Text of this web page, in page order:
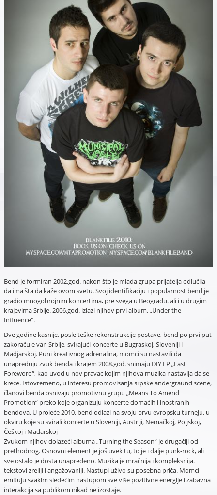
Bend je formiran 2002.god. nakon što je mlada grupa prijatelja odlučila
da ima šta da kaže ovom svetu. Svoj identifikaciju i popularnost bend je
gradio mnogobrojnim koncertima, pre svega u Beogradu, ali i u drugim
krajevima Srbije. 2006.god. izlazi njihov prvi album, „Under the
Influence“.
Dve godine kasnije, posle teške rekonstrukcije postave, bend po prvi put
zakoračuje van Srbije, svirajući koncerte u Bugraskoj, Sloveniji i
Madjarskoj. Puni kreativnog adrenalina, momci su nastavili da
unapređuju zvuk benda i krajem 2008.god. snimaju DIY EP „Fast
Foreword“, kao uvod u nov pravac kojim njihova muzika nastavlja da se
kreće. Istovremeno, u interesu promovisanja srpske andergraund scene,
članovi benda osnivaju promotivnu grupu „Means To Amend
Promotion“ preko koje organizuju koncerte domaćih i inostranih
bendova. U proleće 2010. bend odlazi na svoju prvu evropsku turneju, u
okviru koje su svirali koncerte u Sloveniji, Austriji, Nemačkoj, Poljskoj,
Češkoj i Mađarskoj
Zvukom njihov dolazeći albuma „Turning the Season“ je drugačiji od
prethodnog. Osnovni element je još uvek tu, to je i dalje punk-rock, ali
sve ostalo je dosta unapređeno. Muzika je mračnija i kompleksnija,
tekstovi zreliji i angažovaniji. Nastupi uživo su posebna priča. Momci
emituju svakim sledećim nastupom sve više pozitivne energije i zabavna
interakcija sa publikom nikad ne izostaje.